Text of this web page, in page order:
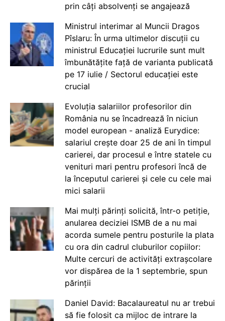
prin câți absolvenți se angajează
Ministrul interimar al Muncii Dragos
Pîslaru: În urma ultimelor discuții cu
ministrul Educației lucrurile sunt mult
îmbunătățite față de varianta publicată
pe 17 iulie / Sectorul educației este
crucial
Evoluția salariilor profesorilor din
România nu se încadrează în niciun
model european - analiză Eurydice:
salariul crește doar 25 de ani în timpul
carierei, dar procesul e între statele cu
venituri mari pentru profesori încă de
la începutul carierei și cele cu cele mai
mici salarii
Mai mulți părinți solicită, într-o petiție,
anularea deciziei ISMB de a nu mai
acorda sumele pentru posturile la plata
cu ora din cadrul cluburilor copiilor:
Multe cercuri de activități extrașcolare
vor dispărea de la 1 septembrie, spun
părinții
Daniel David: Bacalaureatul nu ar trebui
să fie folosit ca mijloc de intrare la